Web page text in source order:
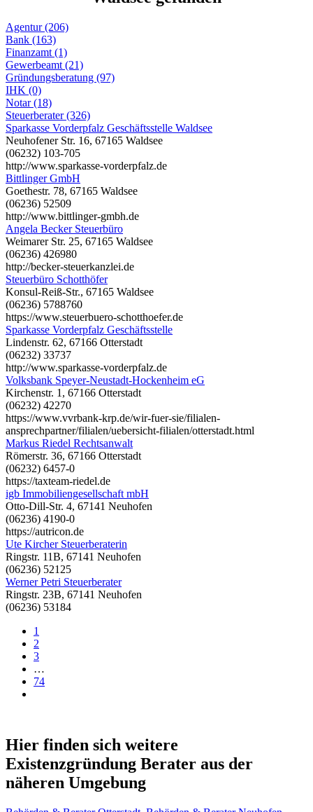
Agentur (206)
Bank (163)
Finanzamt (1)
Gewerbeamt (21)
Gründungsberatung (97)
IHK (0)
Notar (18)
Steuerberater (326)
Sparkasse Vorderpfalz Geschäftsstelle Waldsee
Neuhofener Str. 16, 67165 Waldsee
(06232) 103-705
http://www.sparkasse-vorderpfalz.de
Bittlinger GmbH
Goethestr. 78, 67165 Waldsee
(06236) 52509
http://www.bittlinger-gmbh.de
Angela Becker Steuerbüro
Weimarer Str. 25, 67165 Waldsee
(06236) 426980
http://becker-steuerkanzlei.de
Steuerbüro Schotthöfer
Konsul-Reiß-Str., 67165 Waldsee
(06236) 5788760
https://www.steuerbuero-schotthoefer.de
Sparkasse Vorderpfalz Geschäftsstelle
Lindenstr. 62, 67166 Otterstadt
(06232) 33737
http://www.sparkasse-vorderpfalz.de
Volksbank Speyer-Neustadt-Hockenheim eG
Kirchenstr. 1, 67166 Otterstadt
(06232) 42270
https://www.vvrbank-krp.de/wir-fuer-sie/filialen-
ansprechpartner/filialen/uebersicht-filialen/otterstadt.html
Markus Riedel Rechtsanwalt
Römerstr. 36, 67166 Otterstadt
(06232) 6457-0
https://taxteam-riedel.de
igb Immobiliengesellschaft mbH
Otto-Dill-Str. 4, 67141 Neuhofen
(06236) 4190-0
https://autricon.de
Ute Kircher Steuerberaterin
Ringstr. 11B, 67141 Neuhofen
(06236) 52125
Werner Petri Steuerberater
Ringstr. 23B, 67141 Neuhofen
(06236) 53184
1
2
3
…
74
Hier finden sich weitere
Existenzgründung Berater aus der
näheren Umgebung